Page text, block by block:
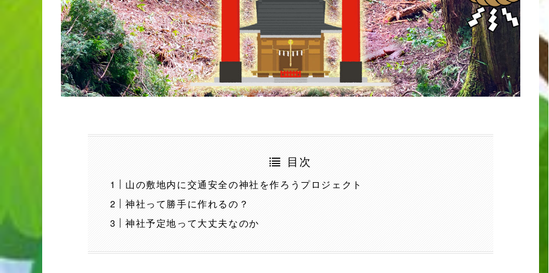
目次
山の敷地内に交通安全の神社を作ろうプロジェクト
神社って勝手に作れるの？
神社予定地って大丈夫なのか